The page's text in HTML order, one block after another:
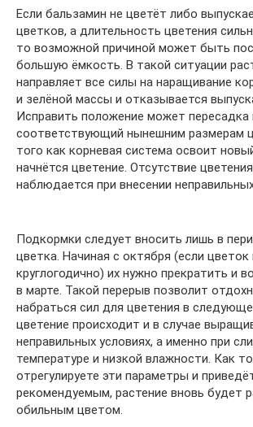
Если бальзамин не цветёт либо
цветков, а длительность цветения
то возможной причиной может быть
большую ёмкость. В такой ситуации
направляет все силы на наращивание
и зелёной массы и отказывается
Исправить положение может пересадка
соответствующий нынешним размерам
того как корневая система освоит
начнётся цветение. Отсутствие
наблюдается при внесении
Подкормки следует вносить лишь в
цветка. Начиная с октября (если цветок
круглогодично) их нужно прекратить и
в марте. Такой перерыв позволит
набраться сил для цветения в
цветение происходит и в случае
неправильных условиях, а именно при
температуре и низкой влажности. Как
отрегулируете эти параметры и
рекомендуемым, растение вновь будет
обильным цветом.